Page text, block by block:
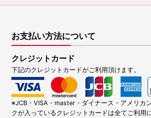
お支払い方法について
クレジットカード
下記のクレジットカードがご利用頂けます。
※JCB・VISA・master・ダイナース・アメリカ
クが入っているクレジットカードは全てご利用